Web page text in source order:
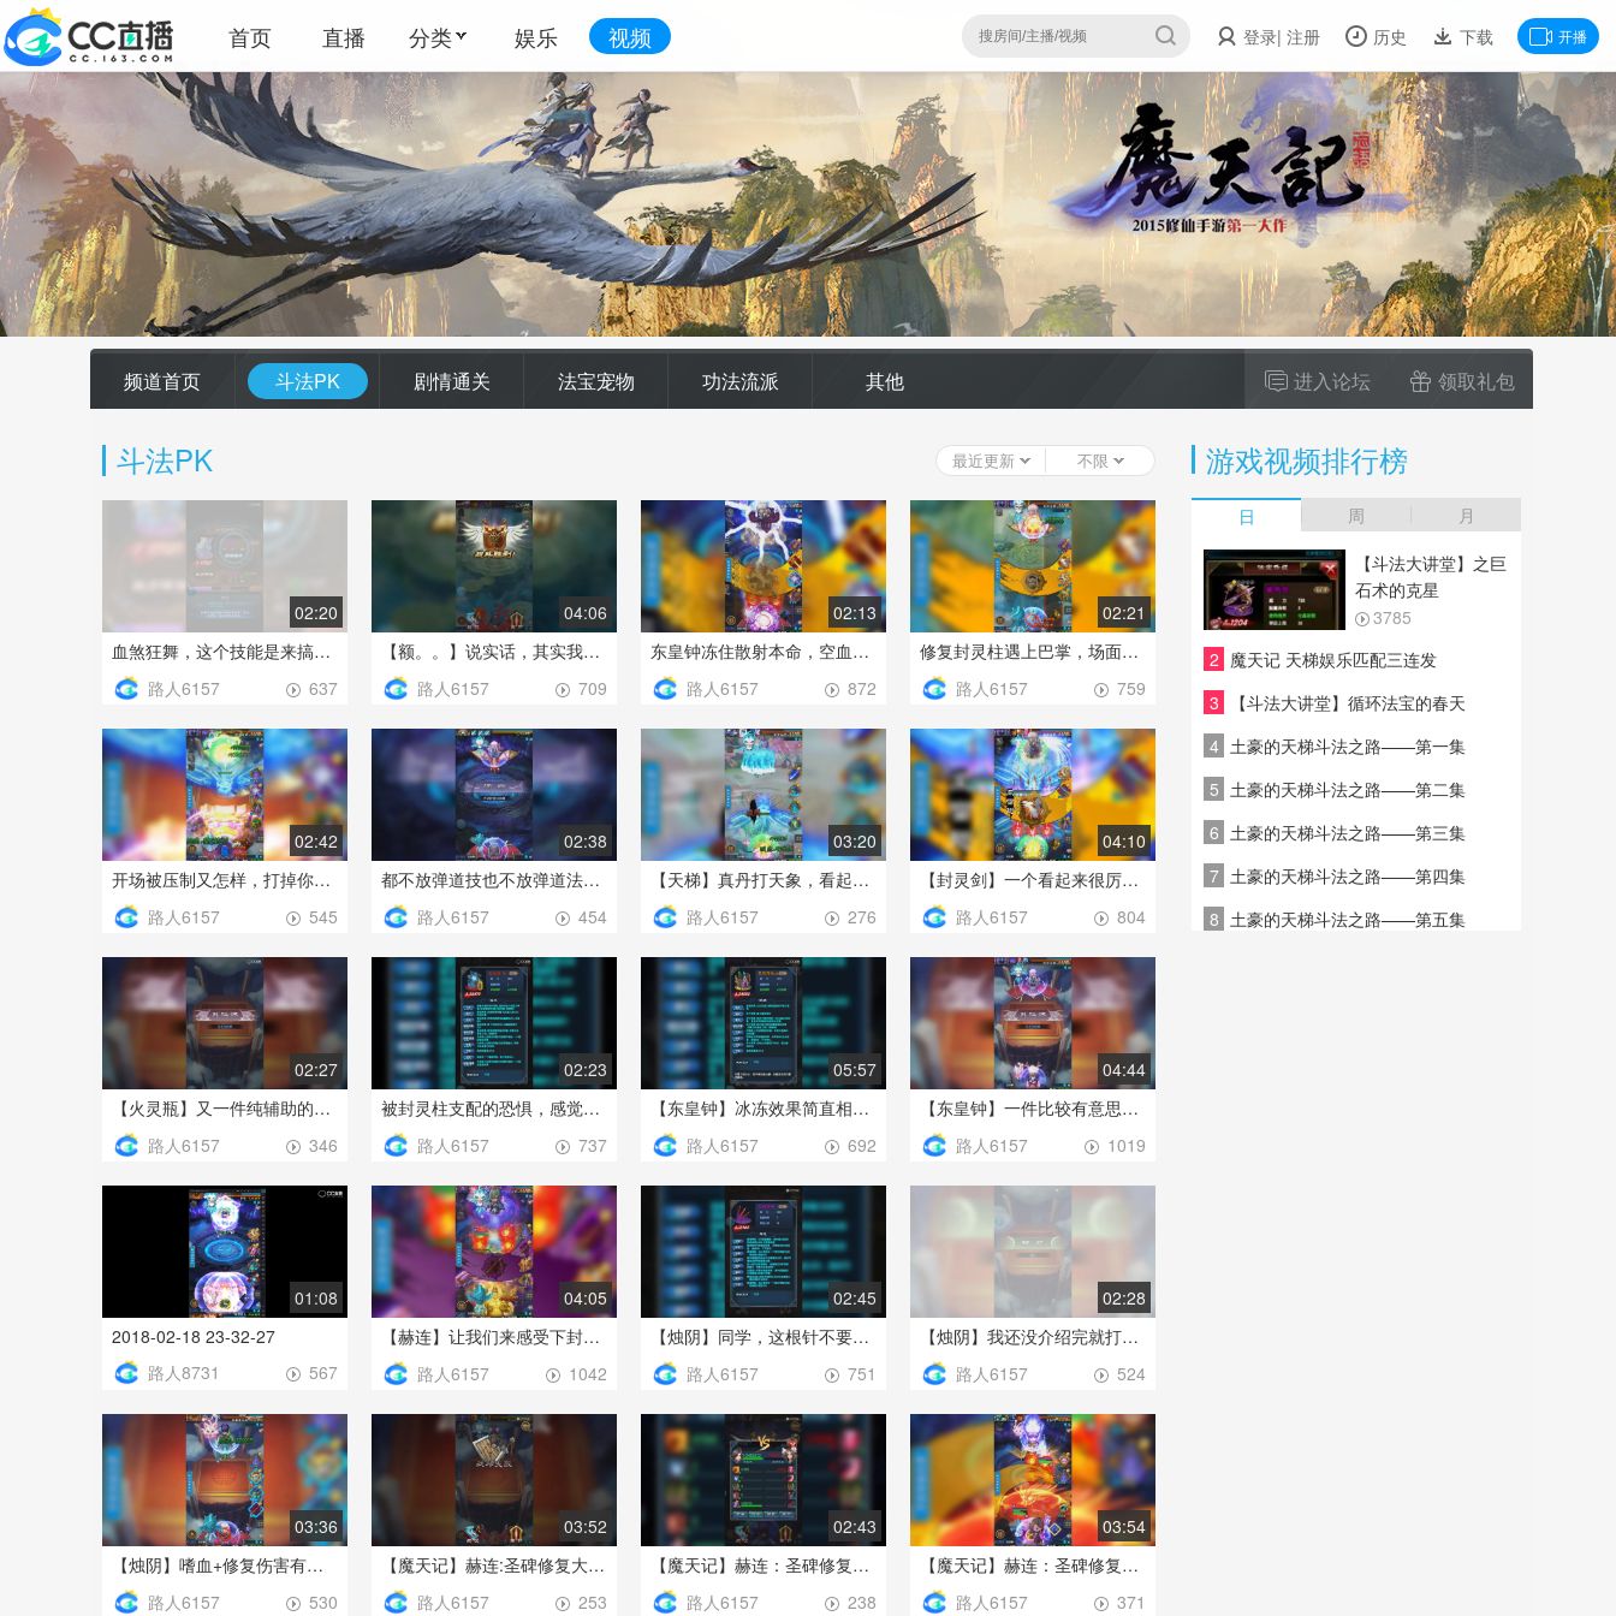
首页 直播 分类 娱乐 视频 登录| 注册 历史 下载 开播
频道首页 斗法PK 剧情通关 法宝宠物 功法流派 其他 领取礼包
进入论坛
斗法PK 最近更新 不限
02:20
血煞狂舞，这个技能是来搞笑的吧，吸血把自己吸死了
637
路人6157
04:06
【额。。】说实话，其实我是看不懂是怎反杀的，元磁神山这么牛？
709
路人6157
02:13
东皇钟冻住散射本命，空血槽保命反杀
872
路人6157
02:21
修复封灵柱遇上巴掌，场面爆炸都不行，有意思
759
路人6157
02:42
开场被压制又怎样，打掉你的盾一切都好办了
545
路人6157
02:38
都不放弹道技也不放弹道法宝，看誰盾先被打掉
454
路人6157
03:20
【天梯】真丹打天象，看起来是手动的打自动，不过跨境界来打还是很困难的
276
路人6157
04:10
【封灵剑】一个看起来很厉害的法宝 ，封印效果看起来并不是很理想嘛
804
路人6157
02:27
【火灵瓶】又一件纯辅助的法宝，期待它在斗法中的表现
346
路人6157
02:23
被封灵柱支配的恐惧，感觉像是成年人在欺负小孩子
737
路人6157
05:57
【东皇钟】冰冻效果简直相当于冬天在东北室外倒开水~~
692
路人6157
04:44
【东皇钟】一件比较有意思的法宝，实战中或许会带来意想不到的效果
1019
路人6157
01:08
2018-02-18 23-32-27
567
路人8731
04:05
【赫连】让我们来感受下封灵柱 真带来的恐怖，直接打400W伤害
1042
路人6157
02:45
【烛阴】同学，这根针不要随便拿出来示人，太可怕...
751
路人6157
02:28
【烛阴】我还没介绍完就打完了，这个本命有点牛~
524
路人6157
03:36
【烛阴】嗜血+修复伤害有点搞啊--少侠手速有待提高啊
530
路人6157
03:52
【魔天记】赫连:圣碑修复大巴掌，一波带走没商量3
253
路人6157
02:43
【魔天记】赫连：圣碑修复大巴掌，一波带走没商量2
238
路人6157
03:54
【魔天记】赫连：圣碑修复大巴掌，一波带走没商量
371
路人6157
游戏视频排行榜
日 周 月
【斗法大讲堂】之巨
石术的克星
3785
2 魔天记 天梯娱乐匹配三连发
3
【斗法大讲堂】循环法宝的春天
4 土豪的天梯斗法之路——第一集
5 土豪的天梯斗法之路——第二集
6 土豪的天梯斗法之路——第三集
7 土豪的天梯斗法之路——第四集
8 土豪的天梯斗法之路——第五集